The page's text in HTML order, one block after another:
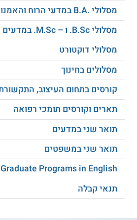
השלמה. יכולים להתקבל בין היתר בוגרי
שני בסטטיסטיקה, תואר שני במתמטיקה,
שני בהנדסה, תואר שני במדעי המחשב
מחפשים לקבל מלגה?
לתואר שלישי
תעודה
לבוגרים שעומדים בהצלחה בכל הדרישות.
למידע נוסף לחצו:
מסלולי .B.A במדעי הרוח והאמנויות
מסלולי B.Sc. ו – M.Sc. במדעים
מסלולי דוקטורט
מסלולים בחינוך
קורסים בתחום העיצוב,
תארים וקורסים תומכי רפואה
תואר שני במדעים
תואר שני במשפטים
Graduate Programs in English
תנאי קבלה